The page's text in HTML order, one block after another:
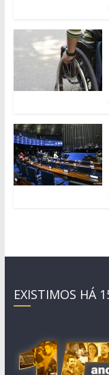
EXISTIMOS HÁ